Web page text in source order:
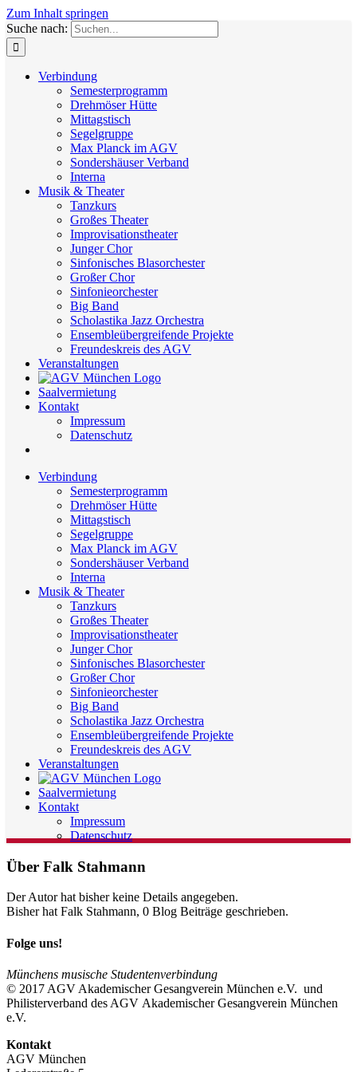
Zum Inhalt springen
Suche nach:
Verbindung
Semesterprogramm
Drehmöser Hütte
Mittagstisch
Segelgruppe
Max Planck im AGV
Sondershäuser Verband
Interna
Musik & Theater
Tanzkurs
Großes Theater
Improvisationstheater
Junger Chor
Sinfonisches Blasorchester
Großer Chor
Sinfonieorchester
Big Band
Scholastika Jazz Orchestra
Ensembleübergreifende Projekte
Freundeskreis des AGV
Veranstaltungen
Saalvermietung
Kontakt
Impressum
Datenschutz
Verbindung
Semesterprogramm
Drehmöser Hütte
Mittagstisch
Segelgruppe
Max Planck im AGV
Sondershäuser Verband
Interna
Musik & Theater
Tanzkurs
Großes Theater
Improvisationstheater
Junger Chor
Sinfonisches Blasorchester
Großer Chor
Sinfonieorchester
Big Band
Scholastika Jazz Orchestra
Ensembleübergreifende Projekte
Freundeskreis des AGV
Veranstaltungen
Saalvermietung
Kontakt
Impressum
Datenschutz
Über Falk Stahmann
Der Autor hat bisher keine Details angegeben.
Bisher hat Falk Stahmann, 0 Blog Beiträge geschrieben.
Folge uns!
Münchens musische Studentenverbindung
© 2017 AGV Akademischer Gesangverein München e.V. und
Philisterverband des AGV Akademischer Gesangverein München
e.V.
Kontakt
AGV München